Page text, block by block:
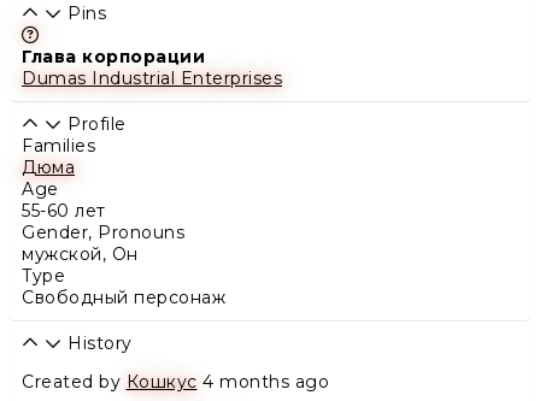
Pins
Learn more about this feature in our documentation
Глава корпорации
Dumas Industrial Enterprises
Profile
Families
Дюма
Age
55-60 лет
Gender, Pronouns
мужской, Он
Type
Свободный персонаж
History
Created by Кошкус 4 months ago